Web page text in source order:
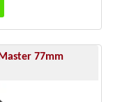
77mm